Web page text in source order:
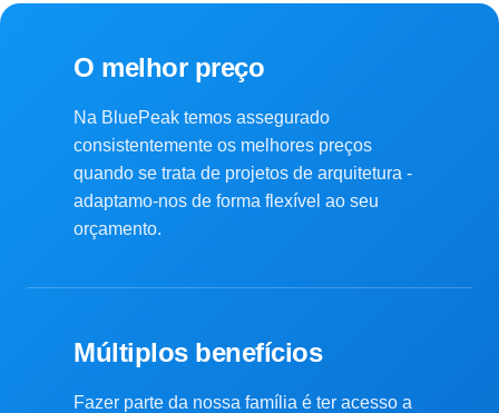
O melhor preço
Na BluePeak temos assegurado
consistentemente os melhores preços
quando se trata de projetos de arquitetura -
adaptamo-nos de forma flexível ao seu
orçamento.
Múltiplos benefícios
Fazer parte da nossa família é ter acesso a